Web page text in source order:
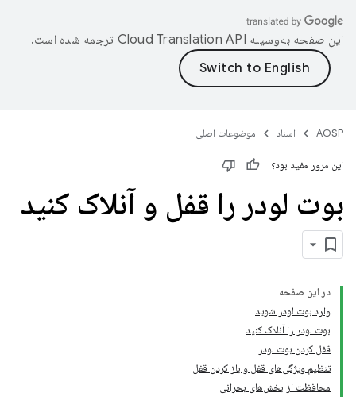
این صفحه به‌وسیله ترجمه شده است.
AOSP اسناد موضوعات اصلی
این مرور مفید بود؟
بوت لودر را قفل و آنلاک کنید
در این صفحه
وارد بوت لودر شوید
بوت لودر را آنلاک کنید
قفل کردن بوت لودر
تنظیم ویژگی‌های قفل و باز کردن قفل
محافظت از بخش‌های بحرانی